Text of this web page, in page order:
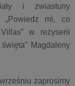
i zwiastuny
„Powiedz mi, co
w reżyserii
Magdaleny
zaprosimy